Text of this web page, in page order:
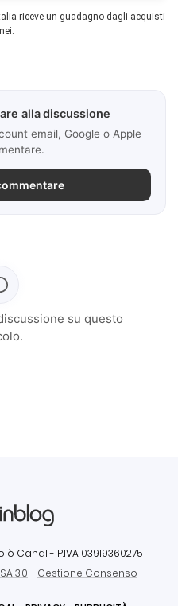
riceve un guadagno dagli acquisti
alla discussione
email, Google o Apple
su questo
Canal - P.IVA 03919360275
3.0- Gestione Consenso